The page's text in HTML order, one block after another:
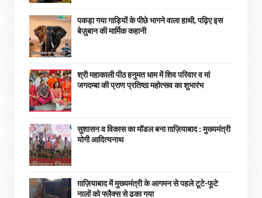
पकड़ा गया गाड़ियों के पीछे भागने वाला हाथी, पढ़िए इस
बेज़ुबान की मार्मिक कहानी
श्री महाकाली पीठ हनुमत धाम में शिव परिवार व मां
जगदम्बा की प्राण प्रतिष्ठा महोत्सव का शुभारंभ
सुशासन व विकास का मॉडल बना ग़ाज़ियाबाद : ​मुख्यमंत्री
योगी आदित्यनाथ
ग़ाज़ियाबाद में मुख्यमंत्री के आगमन से पहले टूटे-फूटे
नालों को फ्लैक्स से ढका गया